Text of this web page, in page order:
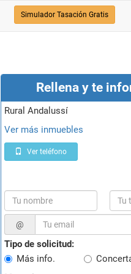
Simulador Tasación Gratis
Rellena y te
Rural Andalussí
Ver más inmuebles
Ver teléfono
@
Tipo de solicitud:
Más info.